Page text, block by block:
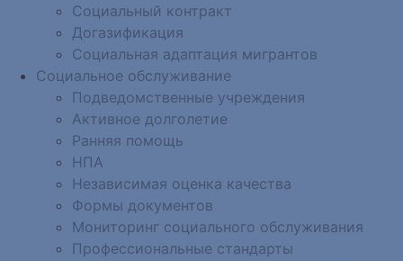
Социальный контракт
Догазификация
Социальная адаптация мигрантов
Социальное обслуживание
Подведомственные учреждения
Активное долголетие
Ранняя помощь
НПА
Независимая оценка качества
Формы документов
Мониторинг социального обслуживания
Профессиональные стандарты